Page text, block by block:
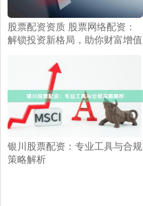
股票配资资质 股票网络配资：
解锁投资新格局，助你财富增值
银川股票配资：专业工具与合规
策略解析